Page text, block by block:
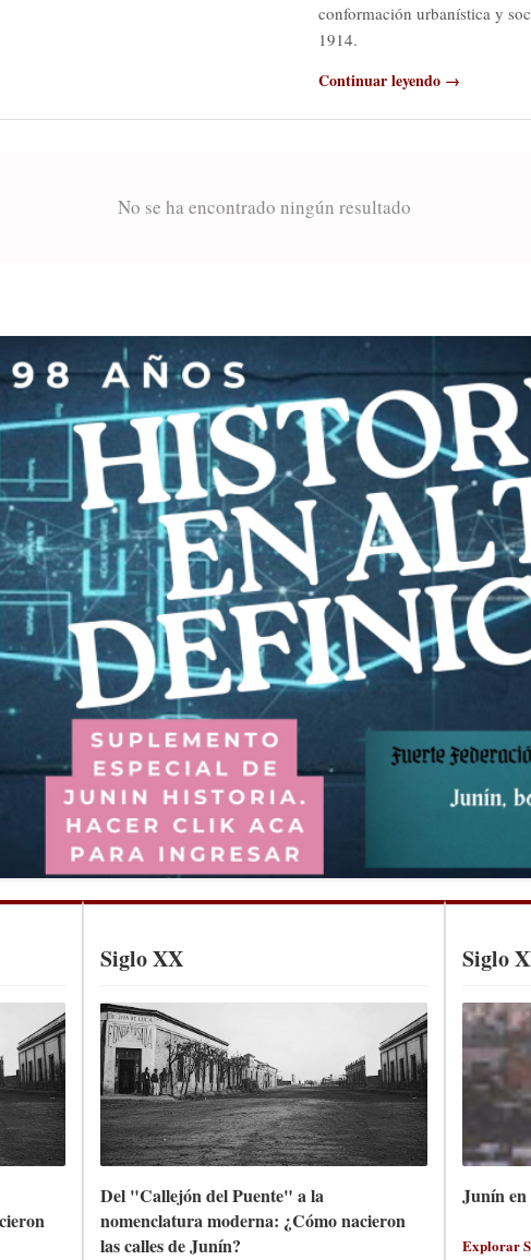
conformación urbanística y
1914.
Continuar leyendo →
No se ha encontrado ningún resultado
Siglo XX
Del "Callejón del Puente" a la
nomenclatura moderna: ¿Cómo nacieron
las calles de Junín?
Siglo
Junín en
Explorar